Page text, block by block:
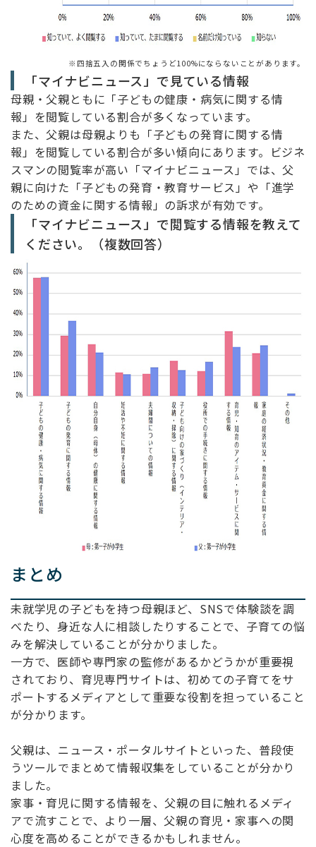
※四捨五入の関係でちょうど100%にならないことがあります。
「マイナビニュース」で見ている情報
母親・父親ともに「子どもの健康・病気に関する情
報」を閲覧している割合が多くなっています。
また、父親は母親よりも「子どもの発育に関する情
報」を閲覧している割合が多い傾向にあります。ビジネ
スマンの閲覧率が高い「マイナビニュース」では、父
親に向けた「子どもの発育・教育サービス」や「進学
のための資金に関する情報」の訴求が有効です。
「マイナビニュース」で閲覧する情報を教えて
ください。（複数回答）
まとめ
未就学児の子どもを持つ母親ほど、SNSで体験談を調
べたり、身近な人に相談したりすることで、子育ての悩
みを解決していることが分かりました。
一方で、医師や専門家の監修があるかどうかが重要視
されており、育児専門サイトは、初めての子育てをサ
ポートするメディアとして重要な役割を担っていること
が分かります。
父親は、ニュース・ポータルサイトといった、普段使
うツールでまとめて情報収集をしていることが分かり
ました。
家事・育児に関する情報を、父親の目に触れるメディ
アで流すことで、より一層、父親の育児・家事への関
心度を高めることができるかもしれません。